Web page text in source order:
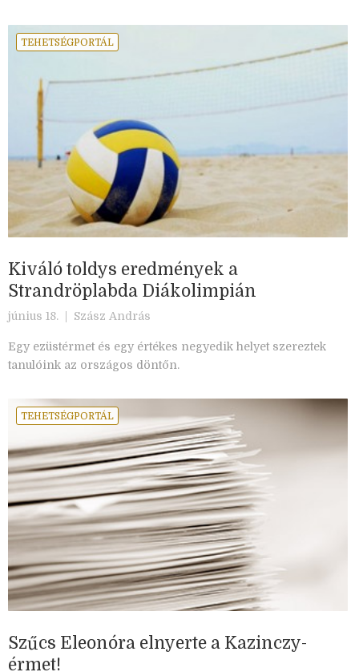
TEHETSÉGPORTÁL
Kiváló toldys eredmények a
Strandröplabda Diákolimpián
június 18. | Szász András
Egy ezüstérmet és egy értékes negyedik helyet szereztek
tanulóink az országos döntőn.
TEHETSÉGPORTÁL
Szűcs Eleonóra elnyerte a Kazinczy-
érmet!